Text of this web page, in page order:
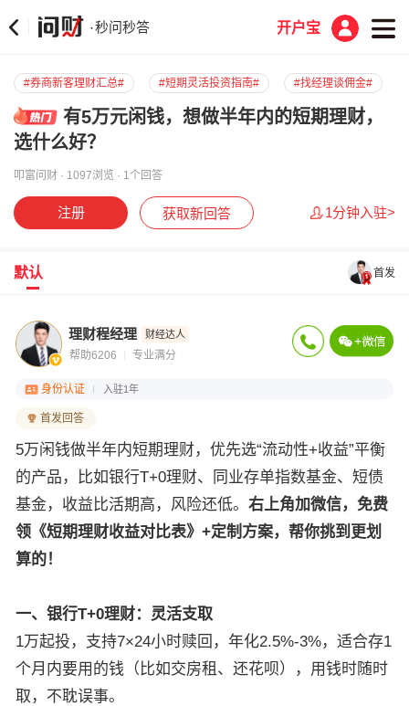
·秒问秒答 开户宝
#券商新客理财汇总# #短期灵活投资指南# #找经理谈佣金#
有5万元闲钱，想做半年内的短期理财，
选什么好？
叩富问财 · 1097浏览 · 1个回答
注册 获取新回答 1分钟入驻>
默认 首发
理财程经理 财经达人
帮助6206 专业满分
身份认证 入驻1年
首发回答
5万闲钱做半年内短期理财，优先选“流动性+收益”平衡
的产品，比如银行T+0理财、同业存单指数基金、短债
基金，收益比活期高，风险还低。 右上角加微信，免费
领《短期理财收益对比表》+定制方案，帮你挑到更划
算的！
一、银行T+0理财：灵活支取
1万起投，支持7×24小时赎回，年化2.5%-3%，适合存1
个月内要用的钱（比如交房租、还花呗），用钱时随时
取，不耽误事。